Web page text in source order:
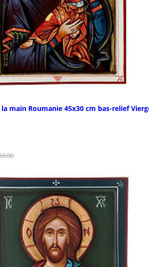
main Roumanie 45x30 cm bas-relief